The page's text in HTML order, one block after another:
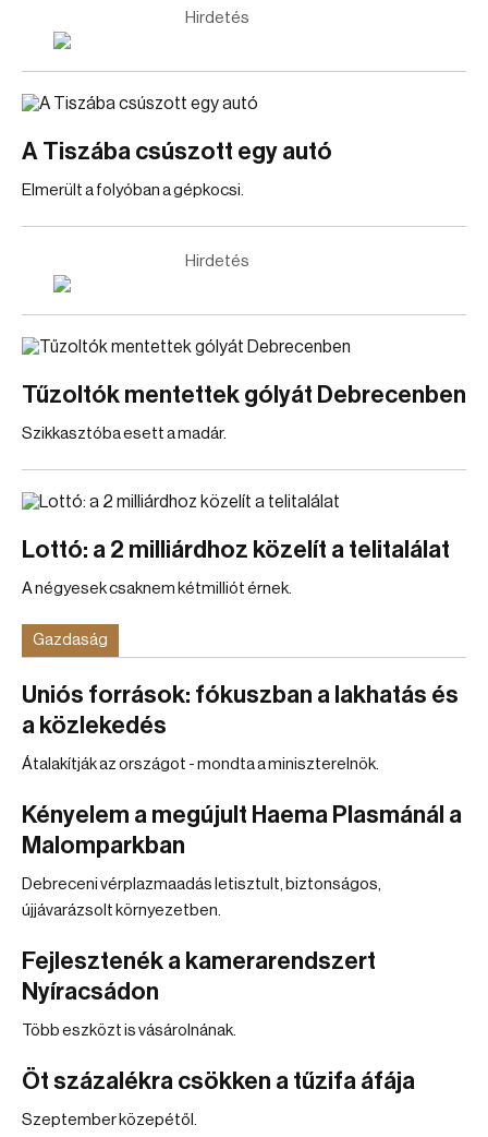
Hirdetés
A Tiszába csúszott egy autó
Elmerült a folyóban a gépkocsi.
Hirdetés
Tűzoltók mentettek gólyát Debrecenben
Szikkasztóba esett a madár.
Lottó: a 2 milliárdhoz közelít a telitalálat
A négyesek csaknem kétmilliót érnek.
Gazdaság
Uniós források: fókuszban a lakhatás és
a közlekedés
Átalakítják az országot - mondta a miniszterelnök.
Kényelem a megújult Haema Plasmánál a
Malomparkban
Debreceni vérplazmaadás letisztult, biztonságos,
újjávarázsolt környezetben.
Fejlesztenék a kamerarendszert
Nyíracsádon
Több eszközt is vásárolnának.
Öt százalékra csökken a tűzifa áfája
Szeptember közepétől.